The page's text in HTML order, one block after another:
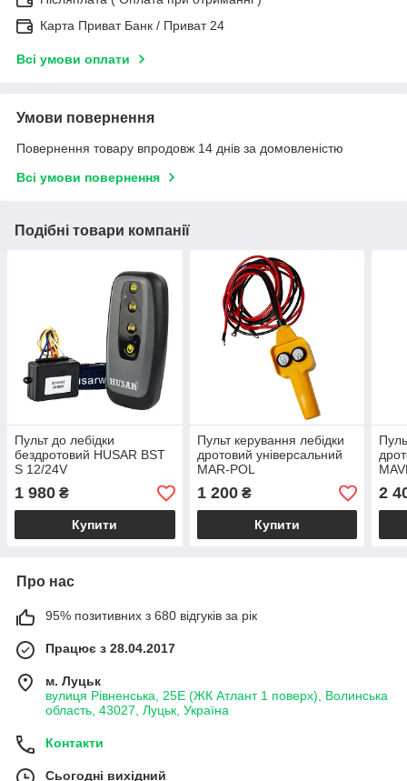
Карта Приват Банк / Приват 24
Всі умови оплати
Умови повернення
Повернення товару впродовж 14 днів за домовленістю
Всі умови повернення
Подібні товари компанії
Пульт до лебідки
бездротовий HUSAR BST
S 12/24V
1 980 ₴
Купити
Пульт керування лебідки
дротовий універсальний
MAR-POL
1 200₴
Купити
2
Про нас
95% позитивних з 680 відгуків за рік
Працює з 28.04.2017
м. Луцьк
вулиця Рівненська, 25Е (ЖК Атлант 1 поверх), Волинська
область, 43027, Луцьк, Україна
Контакти
Сьогодні вихідний